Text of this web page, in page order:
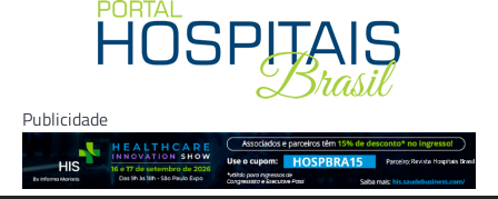
Publicidade